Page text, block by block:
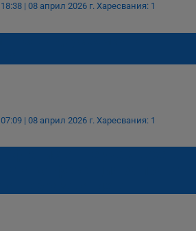
18:38 | 08 април 2026 г. Харесвания: 1
07:09 | 08 април 2026 г. Харесвания: 1